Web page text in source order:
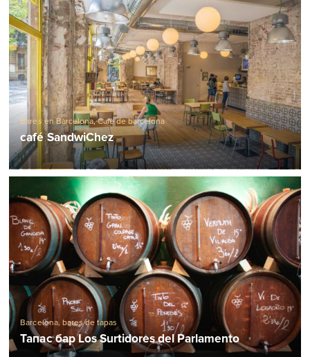
Bares en Barcelona,Cafe de barcelona
café SandwiChez
Barcelona, ​​bares de tapas
Тапас бар Los Surtidores del Parlamento